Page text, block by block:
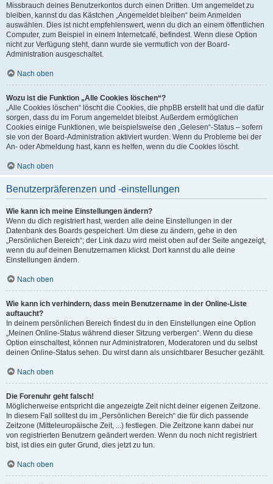
Missbrauch deines Benutzerkontos durch einen Dritten. Um angemeldet zu
bleiben, kannst du das Kästchen „Angemeldet bleiben“ beim Anmelden
auswählen. Dies ist nicht empfehlenswert, wenn du dich an einem öffentlichen
Computer, zum Beispiel in einem Internetcafé, befindest. Wenn diese Option
nicht zur Verfügung steht, dann wurde sie vermutlich von der Board-
Administration ausgeschaltet.
Nach oben
Wozu ist die Funktion „Alle Cookies löschen“?
„Alle Cookies löschen“ löscht die Cookies, die phpBB erstellt hat und die dafür
sorgen, dass du im Forum angemeldet bleibst. Außerdem ermöglichen
Cookies einige Funktionen, wie beispielsweise den „Gelesen“-Status – sofern
sie von der Board-Administration aktiviert wurden. Wenn du Probleme bei der
An- oder Abmeldung hast, kann es helfen, wenn du die Cookies löscht.
Nach oben
Benutzerpräferenzen und -einstellungen
Wie kann ich meine Einstellungen ändern?
Wenn du dich registriert hast, werden alle deine Einstellungen in der
Datenbank des Boards gespeichert. Um diese zu ändern, gehe in den
„Persönlichen Bereich“; der Link dazu wird meist oben auf der Seite angezeigt,
wenn du auf deinen Benutzernamen klickst. Dort kannst du alle deine
Einstellungen ändern.
Nach oben
Wie kann ich verhindern, dass mein Benutzername in der Online-Liste
auftaucht?
In deinem persönlichen Bereich findest du in den Einstellungen eine Option
„Meinen Online-Status während dieser Sitzung verbergen“. Wenn du diese
Option einschaltest, können nur Administratoren, Moderatoren und du selbst
deinen Online-Status sehen. Du wirst dann als unsichtbarer Besucher gezählt.
Nach oben
Die Forenuhr geht falsch!
Möglicherweise entspricht die angezeigte Zeit nicht deiner eigenen Zeitzone.
In diesem Fall solltest du im „Persönlichen Bereich“ die für dich passende
Zeitzone (Mitteleuropäische Zeit, ...) festlegen. Die Zeitzone kann dabei nur
von registrierten Benutzern geändert werden. Wenn du noch nicht registriert
bist, ist dies ein guter Grund, dies jetzt zu tun.
Nach oben